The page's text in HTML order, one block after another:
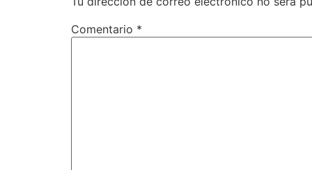
Comentario *